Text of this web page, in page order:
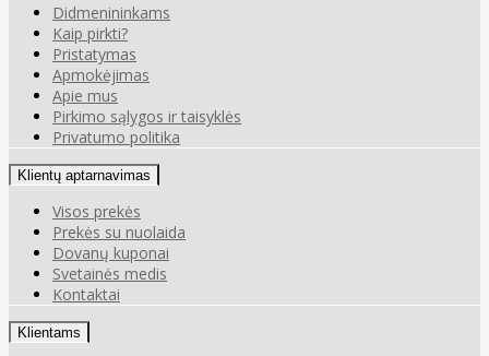
Didmenininkams
Kaip pirkti?
Pristatymas
Apmokėjimas
Apie mus
Pirkimo sąlygos ir taisyklės
Privatumo politika
Klientų aptarnavimas
Visos prekės
Prekės su nuolaida
Dovanų kuponai
Svetainės medis
Kontaktai
Klientams